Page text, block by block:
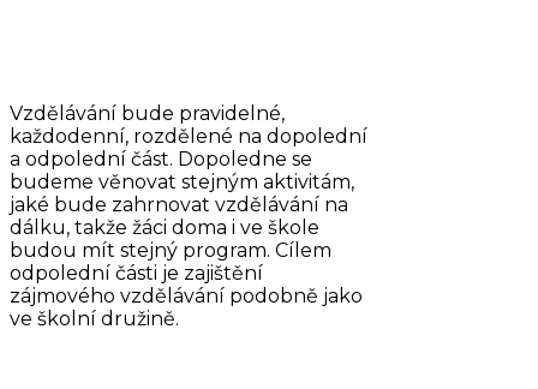
Vzdělávání bude pravidelné,
každodenní, rozdělené na dopolední
a odpolední část. Dopoledne se
budeme věnovat stejným aktivitám,
jaké bude zahrnovat vzdělávání na
dálku, takže žáci doma i ve škole
budou mít stejný program. Cílem
odpolední části je zajištění
zájmového vzdělávání podobně jako
ve školní družině.